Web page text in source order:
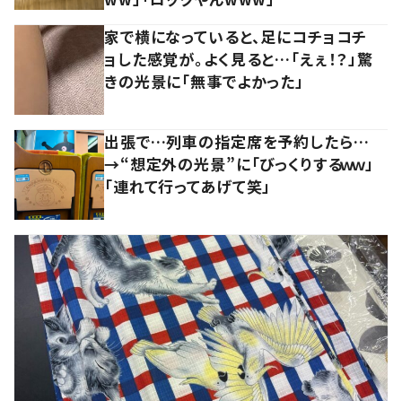
家で横になっていると、足にコチョコチ
ョした感覚が。よく見ると…「えぇ！？」驚
きの光景に「無事でよかった」
出張で…列車の指定席を予約したら…
→“想定外の光景”に「びっくりするｗｗ」
「連れて行ってあげて笑」